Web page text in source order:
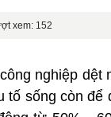
xem: 152
nghiệp
tố sống còn